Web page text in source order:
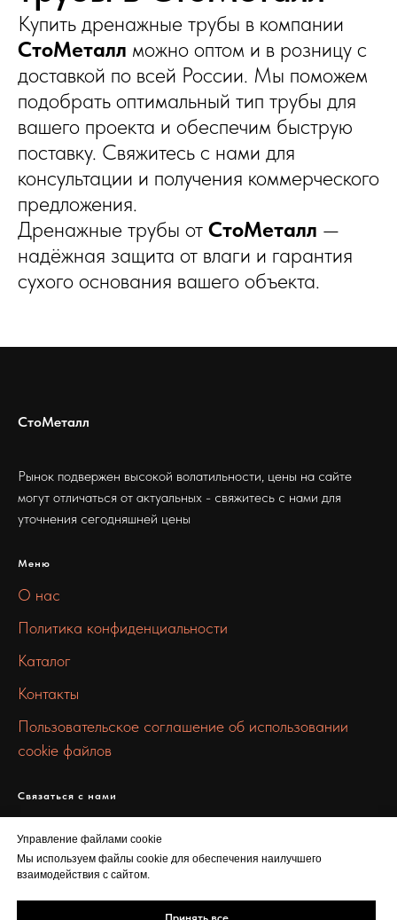
Управление файлами cookie
Мы используем файлы cookie для обеспечения наилучшего
взаимодействия с сайтом.
Купить дренажные трубы в компании
СтоМеталл можно оптом и в розницу с
доставкой по всей России. Мы поможем
подобрать оптимальный тип трубы для
вашего проекта и обеспечим быструю
поставку. Свяжитесь с нами для
консультации и получения коммерческого
предложения.
Дренажные трубы от СтоМеталл —
надёжная защита от влаги и гарантия
сухого основания вашего объекта.
СтоМеталл
Рынок подвержен высокой волатильности, цены на сайте
могут отличаться от актуальных - свяжитесь с нами для
уточнения сегодняшней цены
Меню
О нас
Политика конфиденциальности
Каталог
Контакты
Пользовательское соглашение об использовании
cookie файлов
Связаться с нами
+7 919 387 7469